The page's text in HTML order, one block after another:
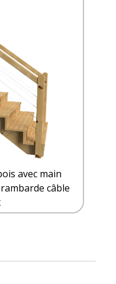
avec main
câble